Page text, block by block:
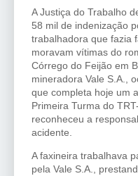
A Justiça do Trabalho
58 mil de indenização
trabalhadora que fazia
moravam vítimas do
Córrego do Feijão em
mineradora Vale S.A.,
que completa hoje um
Primeira Turma do
reconheceu a
acidente.
A faxineira trabalhava
pela Vale S.A.,